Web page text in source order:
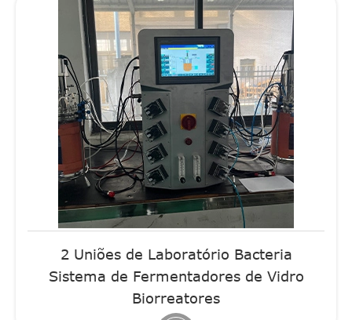
2 Uniões de Laboratório Bacteria
Sistema de Fermentadores de Vidro
Biorreatores